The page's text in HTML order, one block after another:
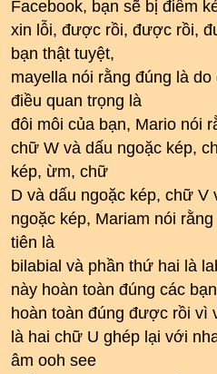
Facebook, bạn sẽ bị điểm
xin lỗi, được rồi, được rồi,
bạn thật tuyệt,
mayella nói rằng đúng là
điều quan trọng là
đôi môi của bạn, Mario nói
chữ W và dấu ngoặc kép,
kép, ừm, chữ
D và dấu ngoặc kép, chữ V
ngoặc kép, Mariam nói
tiên là
bilabial và phần thứ hai là
này hoàn toàn đúng các bạn
hoàn toàn đúng được rồi vì
là hai chữ U ghép lại với
âm ooh see